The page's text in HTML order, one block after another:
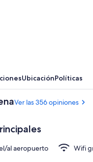
UbicaciónPolíticas
Ver las 356 opiniones
al aeropuerto
Wifi